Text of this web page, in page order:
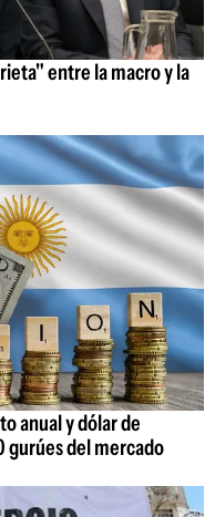
entre la macro y la
anual y dólar de
gurúes del mercado